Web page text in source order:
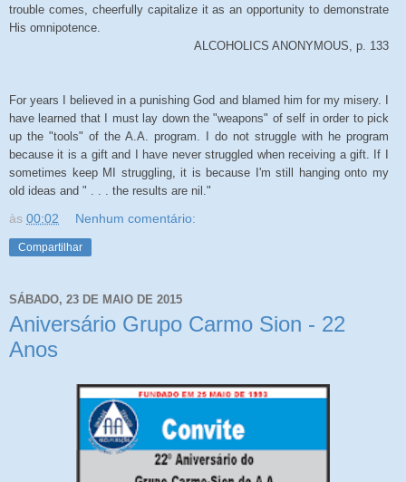
trouble comes, cheerfully capitalize it as an opportunity to demonstrate
His omnipotence.
ALCOHOLICS ANONYMOUS, p. 133
For years I believed in a punishing God and blamed him for my misery. I
have learned that I must lay down the "weapons" of self in order to pick
up the "tools" of the A.A. program. I do not struggle with he program
because it is a gift and I have never struggled when receiving a gift. If I
sometimes keep MI struggling, it is because I'm still hanging onto my
old ideas and " . . . the results are nil."
às 00:02 Nenhum comentário:
Compartilhar
SÁBADO, 23 DE MAIO DE 2015
Aniversário Grupo Carmo Sion - 22
Anos